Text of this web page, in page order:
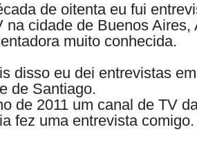
de oitenta eu fui
na cidade de Buenos Aires,
muito conhecida.
disso eu dei entrevistas
de Santiago.
de 2011 um canal de TV
fez uma entrevista comigo.